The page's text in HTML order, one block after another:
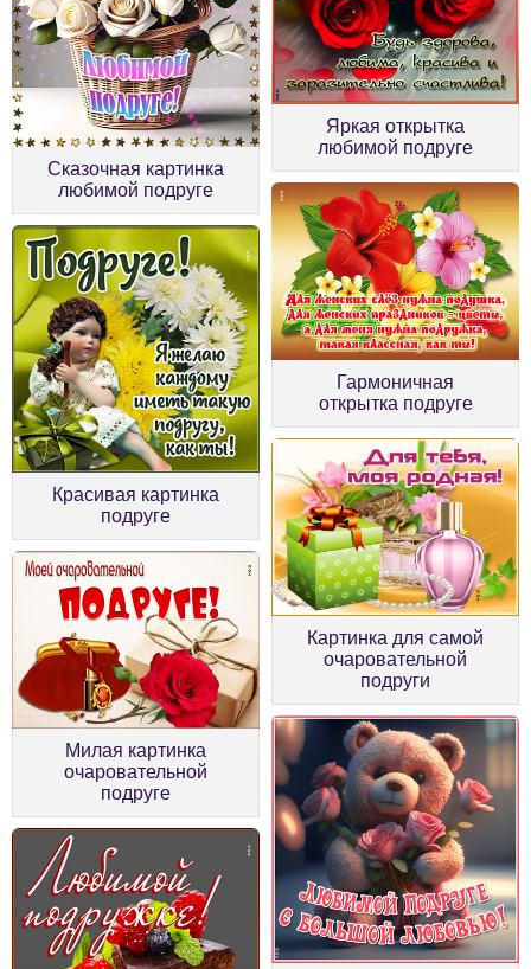
Сказочная картинка
любимой подруге
Яркая открытка
любимой подруге
Красивая картинка
подруге
Гармоничная
открытка подруге
Милая картинка
очаровательной
подруге
Картинка для самой
очаровательной
подруги